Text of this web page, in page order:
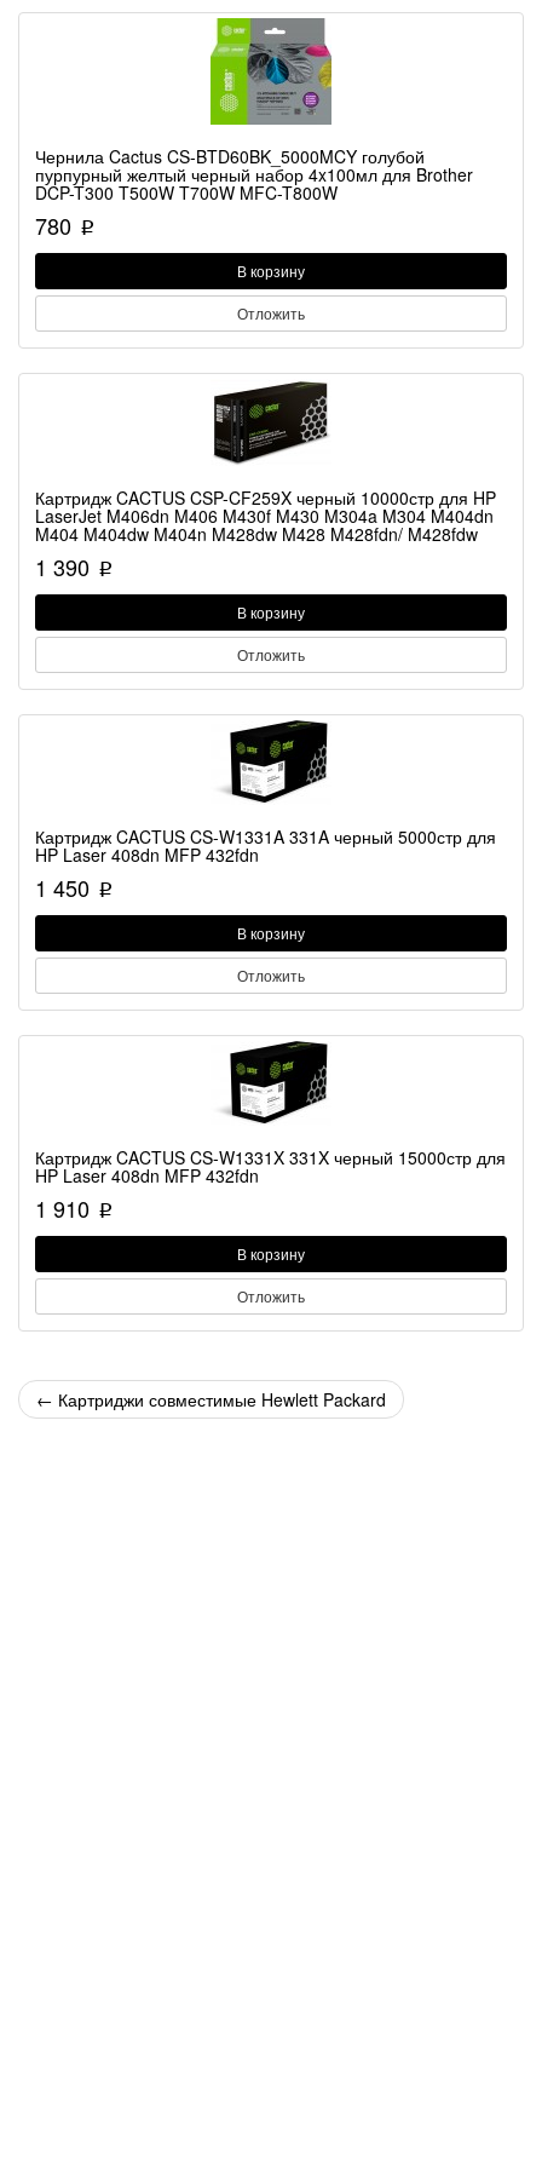
Чернила Cactus CS-BTD60BK_5000MCY голубой
пурпурный желтый черный набор 4x100мл для Brother
DCP-T300 T500W T700W MFC-T800W
780 p
В корзину
Отложить
Картридж CACTUS CSP-CF259X черный 10000стр для HP
LaserJet M406dn M406 M430f M430 M304a M304 M404dn
M404 M404dw M404n M428dw M428 M428fdn/ M428fdw
1 390 p
В корзину
Отложить
Картридж CACTUS CS-W1331A 331A черный 5000стр для
HP Laser 408dn MFP 432fdn
1 450 p
В корзину
Отложить
Картридж CACTUS CS-W1331X 331X черный 15000стр для
HP Laser 408dn MFP 432fdn
1 910 p
В корзину
Отложить
← Картриджи совместимые Hewlett Packard